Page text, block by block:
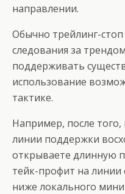
направлении.
Обычно трейлинг-стоп
следования за
поддерживать
использование
тактике.
Например, после того,
линии поддержки
открываете длинную
тейк-профит на линии
ниже локального